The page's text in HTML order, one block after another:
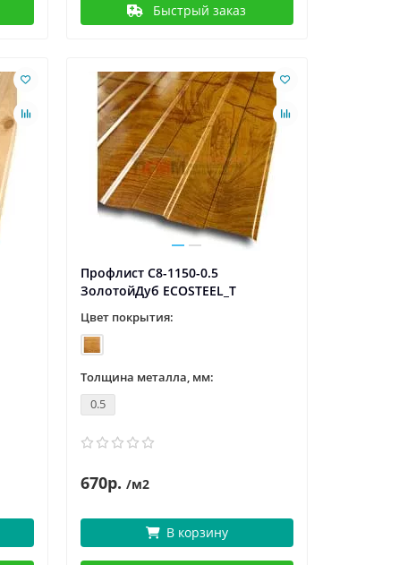
Быстрый заказ
Профлист С8-1150-0.5
ЗолотойДуб ECOSTEEL_T
Цвет покрытия:
Толщина металла, мм:
0.5
670р. /м2
В корзину